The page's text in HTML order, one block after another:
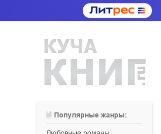
Популярные жанры: